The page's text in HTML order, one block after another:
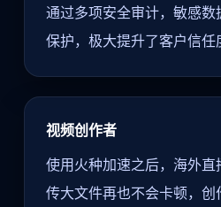
通过多项安全审计，敏感
保护，极大提升了客户信任
视频创作者
使用火种加速之后，海外
传大文件再也不会卡顿，创